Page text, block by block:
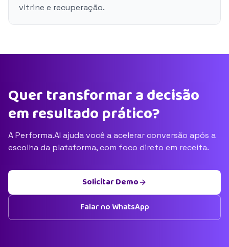
vitrine e recuperação.
Quer transformar a decisão
em resultado prático?
A Performa.AI ajuda você a acelerar conversão após a
escolha da plataforma, com foco direto em receita.
Solicitar Demo
Falar no WhatsApp